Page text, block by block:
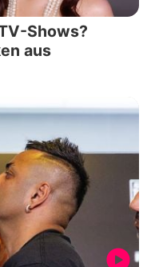
Shows?
aus